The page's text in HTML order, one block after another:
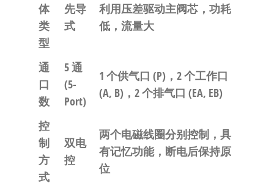
体
类
型
先导
式
利用压差驱动主阀芯，功耗
低，流量大
通
口
数
5 通
(5-
Port)
1 个供气口 (P)，2 个工作口
(A, B)，2 个排气口 (EA, EB)
控
制
方
式
双电
控
两个电磁线圈分别控制，具
有记忆功能，断电后保持原
位